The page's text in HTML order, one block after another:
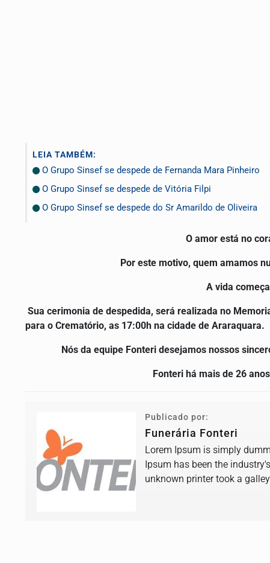
LEIA TAMBÉM:
O Grupo Sinsef se despede de Fernanda Mara Pinheiro
O Grupo Sinsef se despede de Vitória Filpi
O Grupo Sinsef se despede do Sr Amarildo de Oliveira
O amor está no
Por este motivo, quem amamos
A vida
Sua cerimonia de despedida, será realizada no
para o Crematório, as 17:00h na cidade de Araraquara.
Nós da equipe Fonteri desejamos nossos
Fonteri há mais de 26
Publicado por:
Funerária Fonteri
Lorem Ipsum is simply
Ipsum has been the
unknown printer took a